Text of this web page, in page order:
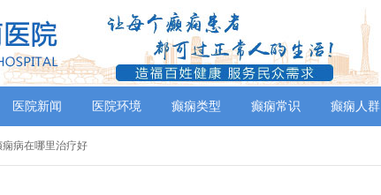
医院新闻 医院环境 癫痫类型 癫痫常识 癫痫人群
痫病在哪里治疗好